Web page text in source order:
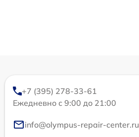
+7 (395) 278-33-61
Ежедневно с 9:00 до 21:00
info@olympus-repair-center.ru